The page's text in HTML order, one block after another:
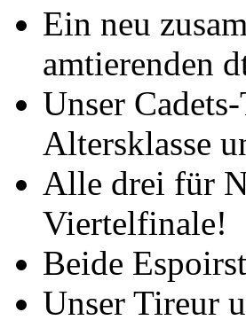
Ein neu
amtierenden
Unser
Altersklasse
Alle drei für
Viertelfinale!
Beide
Unser Tireur